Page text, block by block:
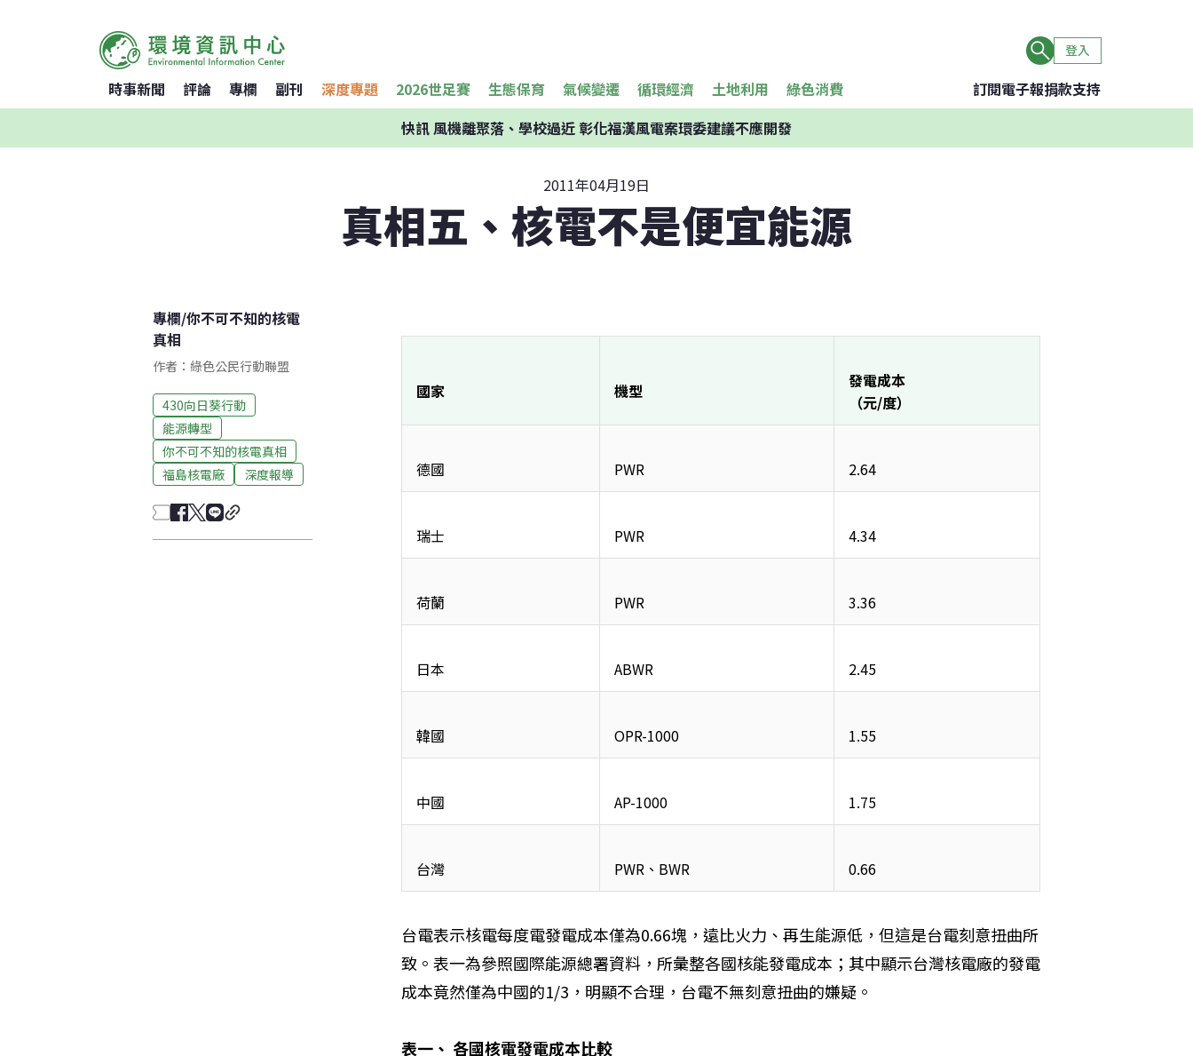
登入
時事新聞 評論 專欄 副刊 深度專題 2026世足賽 生態保育 氣候變遷 循環經濟 土地利用 綠色消費 訂閱電子報捐款支持
快訊風機離聚落、學校過近 彰化福漢風電案環委建議不應開發
2011年04月19日
真相五、核電不是便宜能源
專欄/你不可不知的核電
真相
作者：綠色公民行動聯盟
430向日葵行動
能源轉型
你不可不知的核電真相
福島核電廠
深度報導
國家 機型
發電成本
（元/度）
德國 PWR 2.64
瑞士 PWR 4.34
荷蘭 PWR 3.36
日本 ABWR 2.45
韓國 OPR-1000 1.55
中國 AP-1000 1.75
台灣 PWR、BWR 0.66
台電表示核電每度電發電成本僅為0.66塊，遠比火力、再生能源低，但這是台電刻意扭曲所
致。表一為參照國際能源總署資料，所彙整各國核能發電成本；其中顯示台灣核電廠的發電
成本竟然僅為中國的1/3，明顯不合理，台電不無刻意扭曲的嫌疑。
表一、 各國核電發電成本比較